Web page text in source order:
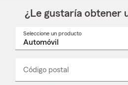
¿Le gustaría obtener
Seleccione un producto
desplegable
Código postal
_____